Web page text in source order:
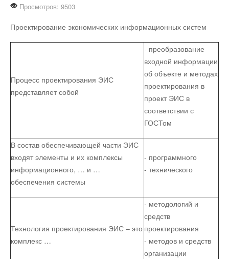
Информационные технологии
Кулинария
Это интересно
Просмотров: 9503
Проектирование экономических информационных систем
Процесс проектирования ЭИС
представляет собой
- преобразование
входной информации
об объекте и методах
проектирования в
проект ЭИС в
соответствии с
ГОСТом
В состав обеспечивающей части ЭИС
входят элементы и их комплексы
информационного, … и …
обеспечения системы
- программного
- технического
Технология проектирования ЭИС – это
комплекс …
- методологий и
средств
проектирования
- методов и средств
организации